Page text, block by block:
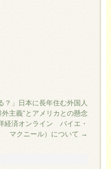
？」日本に長年住む外国人
主義”とアメリカとの懸念
経済オンライン バイエ・
マクニール）について →